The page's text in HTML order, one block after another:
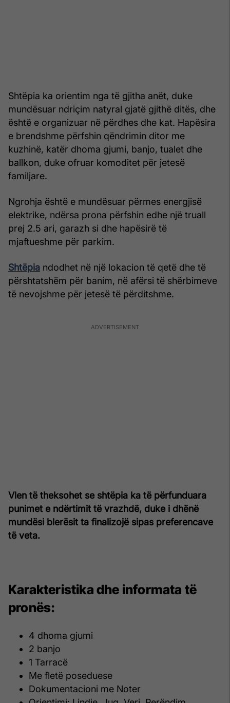
Shtëpia ka orientim nga të gjitha anët, duke
mundësuar ndriçim natyral gjatë gjithë ditës, dhe
është e organizuar në përdhes dhe kat. Hapësira
e brendshme përfshin qëndrimin ditor me
kuzhinë, katër dhoma gjumi, banjo, tualet dhe
ballkon, duke ofruar komoditet për jetesë
familjare.
Ngrohja është e mundësuar përmes energjisë
elektrike, ndërsa prona përfshin edhe një truall
prej 2.5 ari, garazh si dhe hapësirë të
mjaftueshme për parkim.
Shtëpia ndodhet në një lokacion të qetë dhe të
përshtatshëm për banim, në afërsi të shërbimeve
të nevojshme për jetesë të përditshme.
Vlen të theksohet se shtëpia ka të përfunduara
punimet e ndërtimit të vrazhdë, duke i dhënë
mundësi blerësit ta finalizojë sipas preferencave
të veta.
Karakteristika dhe informata të
pronës:
4 dhoma gjumi
2 banjo
1 Tarracë
Me fletë poseduese
Dokumentacioni me Noter